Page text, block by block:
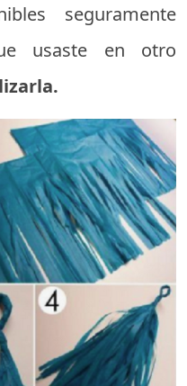
seguramente
usaste en otro